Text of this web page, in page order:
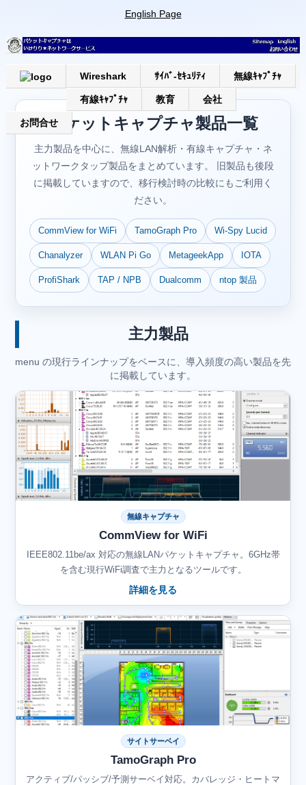
English Page
Wireshark ｻｲﾊﾞ-ｾｷｭﾘﾃｨ 無線ｷｬﾌﾟﾁｬ
有線ｷｬﾌﾟﾁｬ 教育 会社
お問合せパケットキャプチャ製品一覧
主力製品を中心に、無線LAN解析・有線キャプチャ・ネ
ットワークタップ製品をまとめています。 旧製品も後段
に掲載していますので、移行検討時の比較にもご利用く
ださい。
CommView for WiFi TamoGraph Pro Wi-Spy Lucid
Chanalyzer WLAN Pi Go MetageekApp IOTA
ProfiShark TAP / NPB Dualcomm ntop 製品
主力製品
menu の現行ラインナップをベースに、導入頻度の高い製品を先
に掲載しています。
無線キャプチャ
CommView for WiFi
IEEE802.11be/ax 対応の無線LANパケットキャプチャ。6GHz帯
を含む現行WiFi調査で主力となるツールです。
詳細を見る
サイトサーベイ
TamoGraph Pro
アクティブ/パッシブ/予測サーベイ対応。カバレッジ・ヒートマ